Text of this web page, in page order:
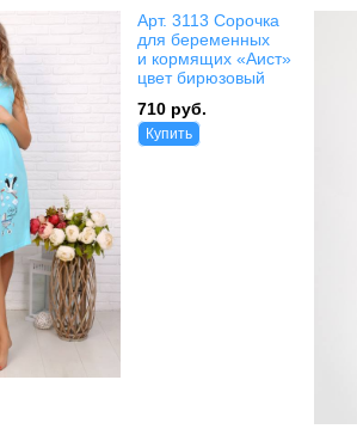
Арт. 3113 Сорочка
для беременных
и кормящих «Аист»
цвет бирюзовый
710 руб.
Купить